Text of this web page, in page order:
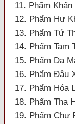
11. Phẩm
12. Phẩm Hư
13. Phẩm Tứ
14. Phẩm Tam
15. Phẩm Dạ
16. Phẩm Đâu
17. Phẩm Hóa
18. Phẩm Tha
19. Phẩm Chư